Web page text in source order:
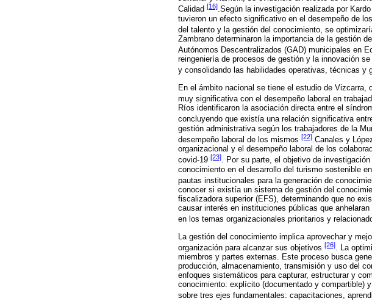
Calidad [16].Según la investigación realizada por
tuvieron un efecto significativo en el desempeño de
del talento y la gestión del conocimiento, se
Zambrano determinaron la importancia de la gestión
Autónomos Descentralizados (GAD) municipales en
reingeniería de procesos de gestión y la innovación
y consolidando las habilidades operativas, técnicas y
En el ámbito nacional se tiene el estudio de Vizcarra,
muy significativa con el desempeño laboral en
Ríos identificaron la asociación directa entre el
concluyendo que existía una relación significativa
gestión administrativa según los trabajadores de la
desempeño laboral de los mismos [22].Canales y
organizacional y el desempeño laboral de los
covid-19 [23]. Por su parte, el objetivo de
conocimiento en el desarrollo del turismo sostenible
pautas institucionales para la generación de
conocer si existía un sistema de gestión del
fiscalizadora superior (EFS), determinando que no
causar interés en instituciones públicas que
en los temas organizacionales prioritarios y
La gestión del conocimiento implica aprovechar y
organización para alcanzar sus objetivos [26]
. La
miembros y partes externas. Este proceso busca
producción, almacenamiento, transmisión y uso del
enfoques sistemáticos para capturar, estructurar y
conocimiento: explícito (documentado y compartible)
sobre tres ejes fundamentales: capacitaciones,